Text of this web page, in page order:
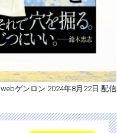
webゲンロン 2024年8月22日 配信